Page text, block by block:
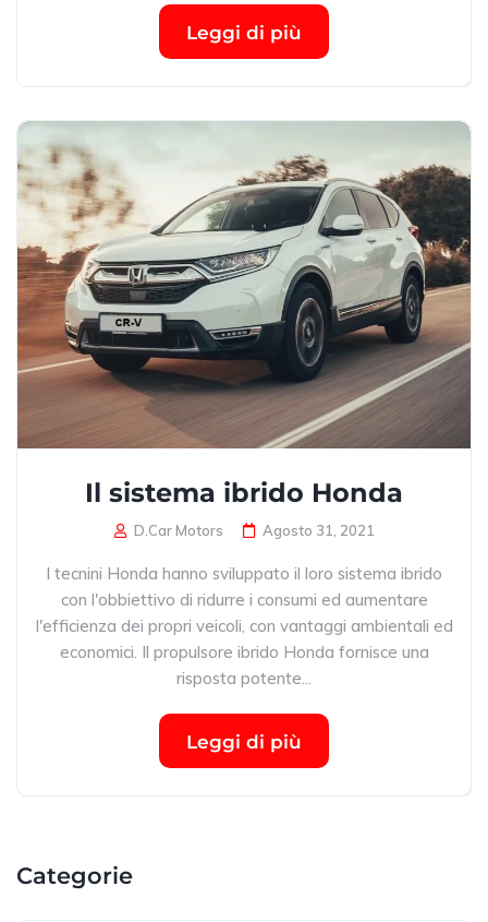
Leggi di più
Il sistema ibrido Honda
D.Car Motors Agosto 31, 2021
I tecnini Honda hanno sviluppato il loro sistema ibrido
con l'obbiettivo di ridurre i consumi ed aumentare
l'efficienza dei propri veicoli, con vantaggi ambientali ed
economici. Il propulsore ibrido Honda fornisce una
risposta potente...
Leggi di più
Categorie